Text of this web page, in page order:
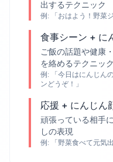
出するテクニック
例: 「おはよう！野
食事シーン + に
ご飯の話題や健康
を絡めるテクニック
例:
「今日はにんじ
ンどうぞ！」
応援 + にんじん
頑張っている相手
しの表現
例: 「野菜食べて元気